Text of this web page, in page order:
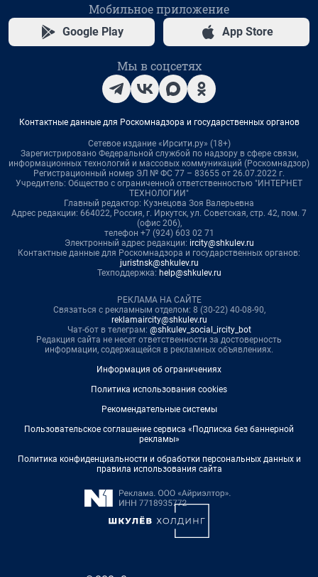
Мобильное приложение
Google Play App Store
Мы в соцсетях
Контактные данные для Роскомнадзора и государственных органов
Сетевое издание «Ирсити.ру» (18+)
Зарегистрировано Федеральной службой по надзору в сфере связи,
информационных технологий и массовых коммуникаций (Роскомнадзор)
Регистрационный номер ЭЛ № ФС 77 – 83655 от 26.07.2022 г.
Учредитель: Общество с ограниченной ответственностью "ИНТЕРНЕТ
ТЕХНОЛОГИИ"
Главный редактор: Кузнецова Зоя Валерьевна
Адрес редакции: 664022, Россия, г. Иркутск, ул. Советская, стр. 42, пом. 7
(офис 206),
телефон +7 (924) 603 02 71
Электронный адрес редакции: ircity@shkulev.ru
Контактные данные для Роскомнадзора и государственных органов:
juristnsk@shkulev.ru
Техподдержка: help@shkulev.ru
РЕКЛАМА НА САЙТЕ
Связаться с рекламным отделом: 8 (30-22) 40-08-90,
reklamaircity@shkulev.ru
Чат-бот в телеграм: @shkulev_social_ircity_bot
Редакция сайта не несет ответственности за достоверность
информации, содержащейся в рекламных объявлениях.
Информация об ограничениях
Политика использования cookies
Рекомендательные системы
Пользовательское соглашение сервиса «Подписка без баннерной
рекламы»
Политика конфиденциальности и обработки персональных данных и
правила использования сайта